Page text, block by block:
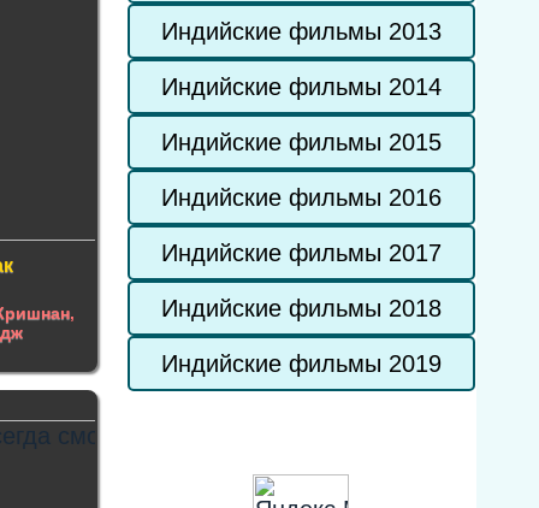
,
Индийские фильмы 2013
Индийские фильмы 2014
Индийские фильмы 2015
Индийские фильмы 2016
Индийские фильмы 2017
Индийские фильмы 2018
Индийские фильмы 2019